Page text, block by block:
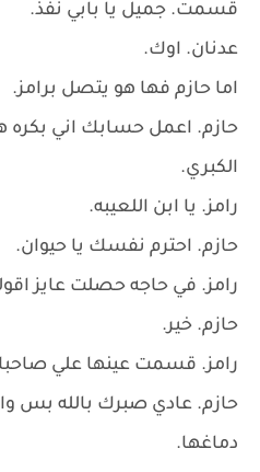
قسمت. جميل يا بابي نفذ.
عدنان. اوك.
اما حازم فها هو يتصل برامز.
حازم. اعمل حسابك اني بكره
الكبري.
رامز. يا ابن اللعيبه.
حازم. احترم نفسك يا حيوان.
رامز. في حاجه حصلت عايز
حازم. خير.
رامز. قسمت عينها علي
حازم. عادي صبرك بالله بس
دماغها.